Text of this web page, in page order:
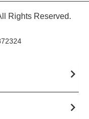
Rights Reserved.